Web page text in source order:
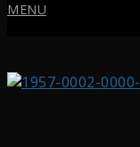
MENU